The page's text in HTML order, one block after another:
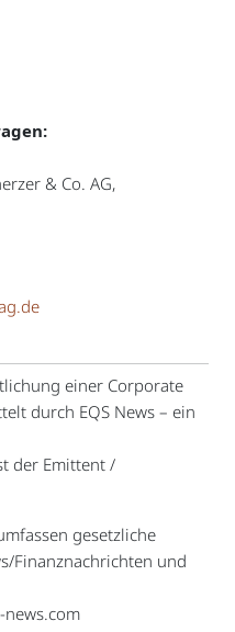
& Co. AG,
einer Corporate
durch EQS News – ein
der Emittent /
gesetzliche
Finanznachrichten und